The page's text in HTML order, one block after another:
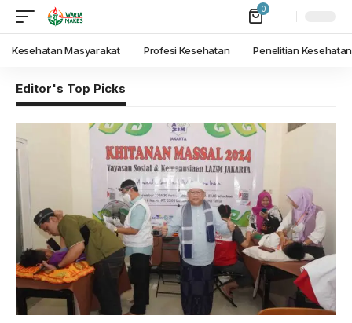
0
Kesehatan Masyarakat Profesi Kesehatan Penelitian Kesehatan
Editor's Top Picks